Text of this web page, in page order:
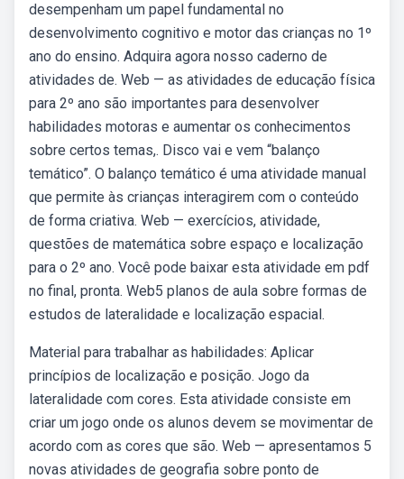
desempenham um papel fundamental no
desenvolvimento cognitivo e motor das crianças no 1º
ano do ensino. Adquira agora nosso caderno de
atividades de. Web — as atividades de educação física
para 2º ano são importantes para desenvolver
habilidades motoras e aumentar os conhecimentos
sobre certos temas,. Disco vai e vem “balanço
temático”. O balanço temático é uma atividade manual
que permite às crianças interagirem com o conteúdo
de forma criativa. Web — exercícios, atividade,
questões de matemática sobre espaço e localização
para o 2º ano. Você pode baixar esta atividade em pdf
no final, pronta. Web5 planos de aula sobre formas de
estudos de lateralidade e localização espacial.
Material para trabalhar as habilidades: Aplicar
princípios de localização e posição. Jogo da
lateralidade com cores. Esta atividade consiste em
criar um jogo onde os alunos devem se movimentar de
acordo com as cores que são. Web — apresentamos 5
novas atividades de geografia sobre ponto de